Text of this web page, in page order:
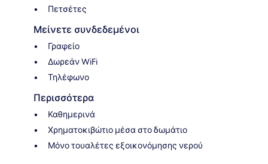
Πετσέτες
Μείνετε συνδεδεμένοι
Γραφείο
Δωρεάν WiFi
Τηλέφωνο
Περισσότερα
Καθημερινά
Χρηματοκιβώτιο μέσα στο δωμάτιο
Μόνο τουαλέτες εξοικονόμησης νερού